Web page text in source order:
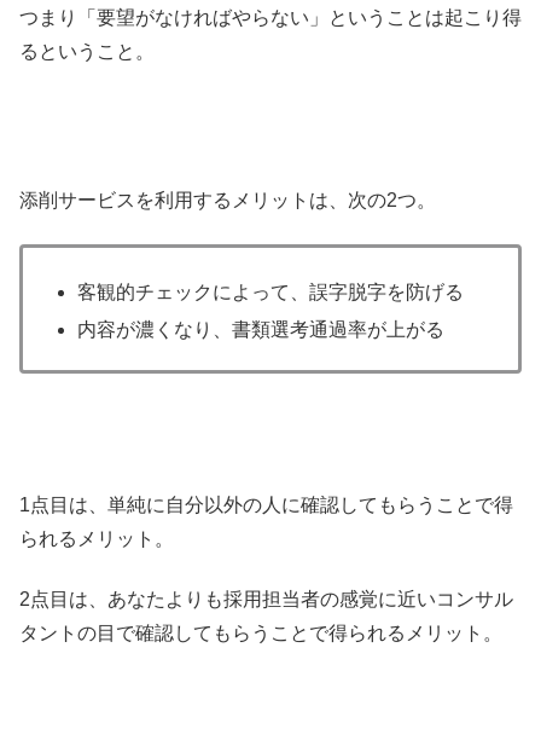
つまり「要望がなければやらない」ということは起こり得
るということ。
添削サービスを利用するメリットは、次の2つ。
客観的チェックによって、誤字脱字を防げる
内容が濃くなり、書類選考通過率が上がる
1点目は、単純に自分以外の人に確認してもらうことで得
られるメリット。
2点目は、あなたよりも採用担当者の感覚に近いコンサル
タントの目で確認してもらうことで得られるメリット。